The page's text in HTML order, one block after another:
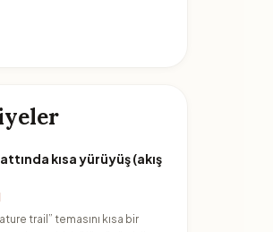
kısa yürüyüş (akış
trail” temasını kısa bir